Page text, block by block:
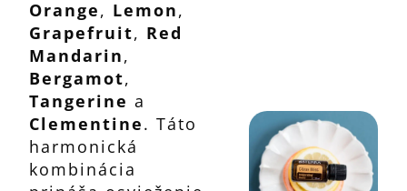
Orange, Lemon,
Grapefruit, Red
Mandarin,
Bergamot,
Tangerine a
Clementine. Táto
harmonická
kombinácia